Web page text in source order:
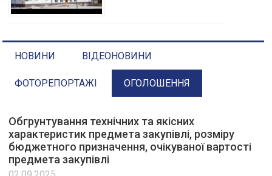
НОВИНИ ВІДЕОНОВИНИ
ФОТОРЕПОРТАЖІ ОГОЛОШЕННЯ
Обгрунтування технічних та якісних
характеристик предмета закупівлі, розміру
бюджетного призначення, очікуваної вартості
предмета закупівлі